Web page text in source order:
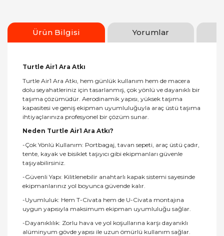
Ürün Bilgisi Yorumlar
Turtle Air1 Ara Atkı
Turtle Air1 Ara Atkı, hem günlük kullanım hem de macera
dolu seyahatleriniz için tasarlanmış, çok yönlü ve dayanıklı bir
taşıma çözümüdür. Aerodinamik yapısı, yüksek taşıma
kapasitesi ve geniş ekipman uyumluluğuyla araç üstü taşıma
ihtiyaçlarınıza profesyonel bir çözüm sunar.
Neden Turtle Air1 Ara Atkı?
-Çok Yönlü Kullanım: Portbagaj, tavan sepeti, araç üstü çadır,
tente, kayak ve bisiklet taşıyıcı gibi ekipmanları güvenle
taşıyabilirsiniz.
-Güvenli Yapı: Kilitlenebilir anahtarlı kapak sistemi sayesinde
ekipmanlarınız yol boyunca güvende kalır.
-Uyumluluk: Hem T-Civata hem de U-Civata montajına
uygun yapısıyla maksimum ekipman uyumluluğu sağlar.
-Dayanıklılık: Zorlu hava ve yol koşullarına karşı dayanıklı
alüminyum gövde yapısı ile uzun ömürlü kullanım sağlar.